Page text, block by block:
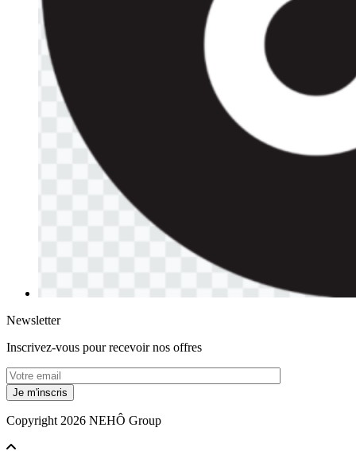
Newsletter
Inscrivez-vous pour recevoir nos offres
Copyright 2026 NEHÔ Group